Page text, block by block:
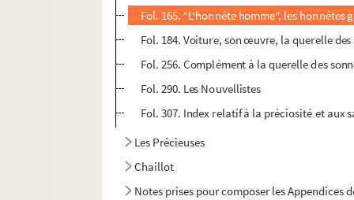
Fol. 165. "L'honnête homme", les honnêtes
Fol. 184. Voiture, son œuvre, la querelle
Fol. 256. Complément à la querelle des
Fol. 290. Les Nouvellistes
Fol. 307. Index relatif à la préciosité et aux
Les Précieuses
Chaillot
Notes prises pour composer les Appendices